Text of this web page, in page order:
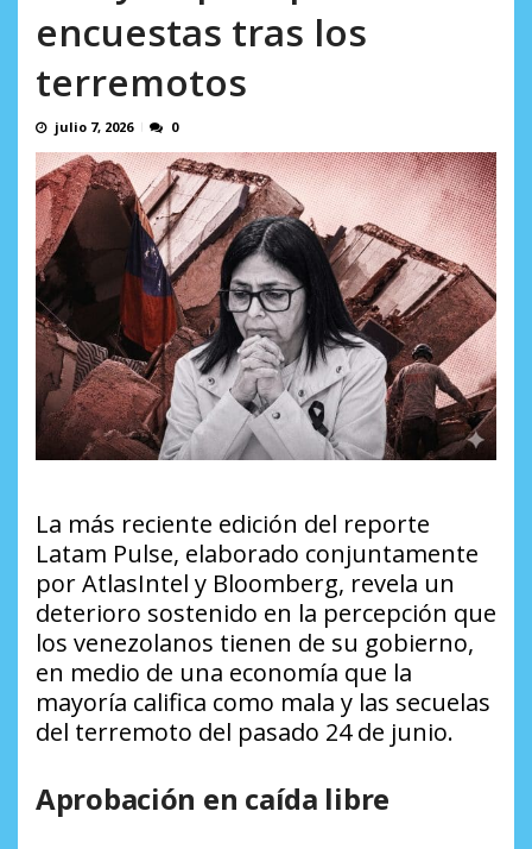
AGOSTO 6, 2026
encuestas tras los
terremotos
julio 7, 2026 0
La más reciente edición del reporte
Latam Pulse, elaborado conjuntamente
por AtlasIntel y Bloomberg, revela un
deterioro sostenido en la percepción que
los venezolanos tienen de su gobierno,
en medio de una economía que la
mayoría califica como mala y las secuelas
del terremoto del pasado 24 de junio.
Aprobación en caída libre